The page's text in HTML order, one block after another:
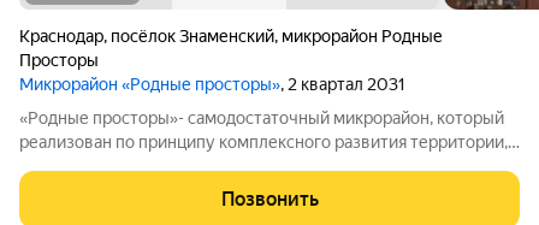
Краснодар, посёлок Знаменский, микрорайон Родные
Просторы
Микрорайон «Родные просторы», 2 квартал 2031
«Родные просторы»- самодостаточный микрорайон, который
реализован по принципу комплексного развития территории,
территории 41 га 29 домов от 9 до 24 этажей, уютные дворы со
спортивными и игровыми
Позвонить